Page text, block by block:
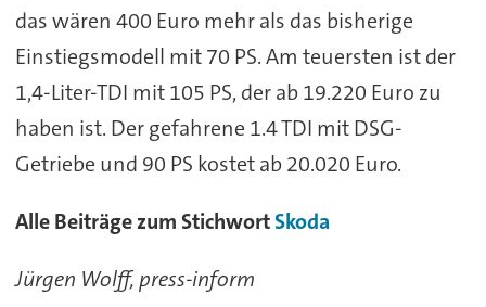
das wären 400 Euro mehr als das bisherige
Einstiegsmodell mit 70 PS. Am teuersten ist der
1,4-Liter-TDI mit 105 PS, der ab 19.220 Euro zu
haben ist. Der gefahrene 1.4 TDI mit DSG-
Getriebe und 90 PS kostet ab 20.020 Euro.
Alle Beiträge zum StichwortSkoda
Jürgen Wolff, press-inform